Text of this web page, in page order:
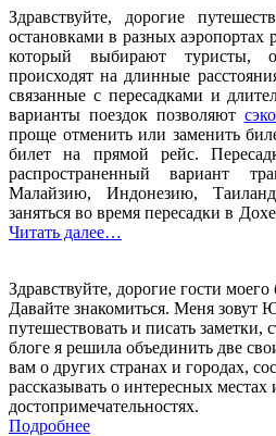
Здравствуйте, дорогие
остановками в разных аэропортах
который выбирают туристы,
происходят на длинные
связанные с пересадками и
варианты поездок позволяют
проще отменить или заменить
билет на прямой рейс.
распространенный вариант
Малайзию, Индонезию,
заняться во время пересадки в
Читать далее…
Здравствуйте, дорогие гости моего
Давайте знакомиться. Меня
путешествовать и писать заметки,
блоге я решила объединить две
вам о других странах и городах,
рассказывать о интересных
достопримечательностях.
Подробнее